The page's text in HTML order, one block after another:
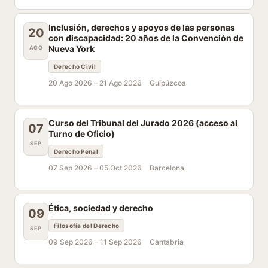
20
AGO
Inclusión, derechos y apoyos de las personas
con discapacidad: 20 años de la Convención de
Nueva York
Derecho Civil
20 Ago 2026 – 21 Ago 2026 Guipúzcoa
07
SEP
Curso del Tribunal del Jurado 2026 (acceso al
Turno de Oficio)
Derecho Penal
07 Sep 2026 – 05 Oct 2026 Barcelona
09
SEP
Ética, sociedad y derecho
Filosofía del Derecho
09 Sep 2026 – 11 Sep 2026 Cantabria